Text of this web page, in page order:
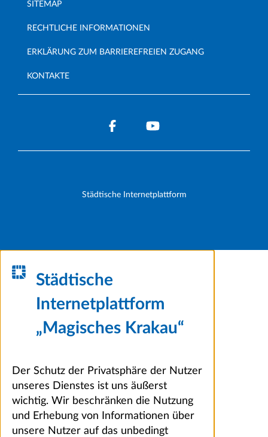
SITEMAP
RECHTLICHE INFORMATIONEN
ERKLÄRUNG ZUM BARRIEREFREIEN ZUGANG
KONTAKTE
Städtische Internetplattform
Städtische
Internetplattform
„Magisches Krakau“
Der Schutz der Privatsphäre der Nutzer
unseres Dienstes ist uns äußerst
wichtig. Wir beschränken die Nutzung
und Erhebung von Informationen über
unsere Nutzer auf das unbedingt